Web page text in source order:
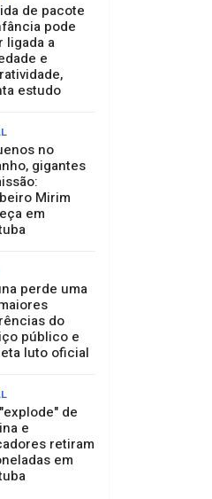
de pacote
pode
ligada a
e
estudo
no
gigantes
Mirim
em
perde uma
do
público e
luto oficial
de
e
retiram
em